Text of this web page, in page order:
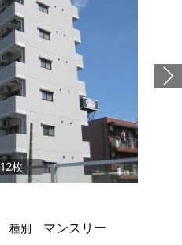
12
種別 マンスリー